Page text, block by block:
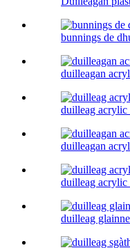
bunnings de
duilleagan
duilleag acrylic
duilleagan
duilleag
duilleag